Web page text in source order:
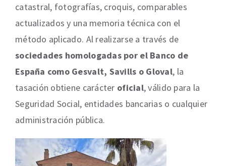
catastral, fotografías, croquis, comparables
actualizados y una memoria técnica con el
método aplicado. Al realizarse a través de
sociedades homologadas por el Banco de
España como Gesvalt, Savills o Gloval, la
tasación obtiene carácter oficial, válido para la
Seguridad Social, entidades bancarias o cualquier
administración pública.